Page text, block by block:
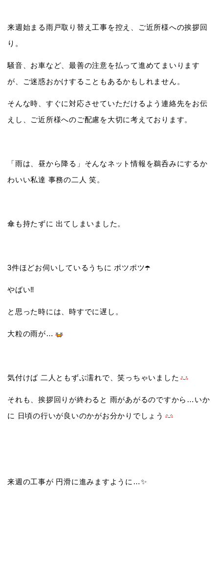
来週始まる雨戸取り替え工事を控え、ご近所様への挨拶回
り。
騒音、お車など、最善の注意を払って進めてまいります
が、ご迷惑おかけすることもあるかもしれません。
そんな時、すぐに対応させていただけるよう連絡先をお伝
えし、ご近所様へのご配慮を大切に考えております。
「雨は、昼から降る」そんなネット情報を鵜呑みにするか
わいい私達 事務の二人 笑。
傘も持たずに 出てしまいました。
3件ほどお伺いしているうちに ポツポツ☂️
やばい‼️
と思った時には、時すでに遅し。
大粒の雨が…
気付けば 二人ともずぶ濡れで、笑っちゃいました
それも、挨拶回りが終わると 雨があがるのですから…いか
に 日頃の行いが良いのかがお分かりでしょう
来週の工事が 円滑に進みますように…✨